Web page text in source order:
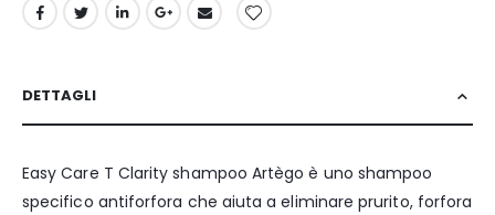
DETTAGLI
Easy Care T Clarity shampoo Artègo è uno shampoo
specifico antiforfora che aiuta a eliminare prurito, forfora